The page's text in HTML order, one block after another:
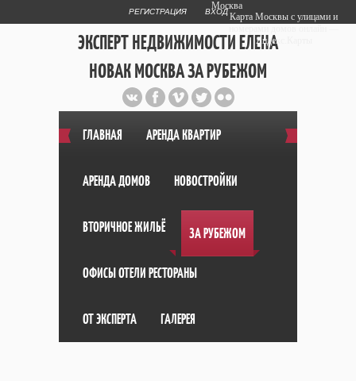
РЕГИСТРАЦИЯ ВХОД
ЭКСПЕРТ НЕДВИЖИМОСТИ ЕЛЕНА
НОВАК МОСКВА ЗА РУБЕЖОМ
Публичный сайт эксперта автора
web дизайнера+7 903 708 1884
ГЛАВНАЯ АРЕНДА КВАРТИР
АРЕНДА ДОМОВ НОВОСТРОЙКИ
ВТОРИЧНОЕ ЖИЛЬЁ ЗА РУБЕЖОМ
ОФИСЫ ОТЕЛИ РЕСТОРАНЫ
ОТ ЭКСПЕРТА ГАЛЕРЕЯ
Москва
Карта Москвы с улицами и
Яндекс.Карты